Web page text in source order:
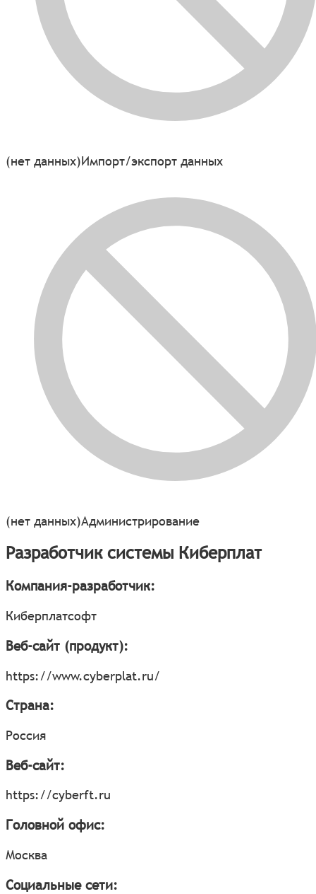
(нет данных)Импорт/экспорт данных
(нет данных)Администрирование
Разработчик системы Киберплат
Компания-разработчик:
Киберплатсофт
Веб-сайт (продукт):
https://www.cyberplat.ru/
Страна:
Россия
Веб-сайт:
https://cyberft.ru
Головной офис:
Москва
Социальные сети: